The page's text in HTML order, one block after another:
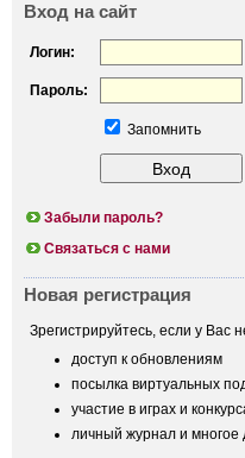
Вход на сайт
Логин:
Пароль:
Запомнить
Забыли пароль?
Связаться с нами
Новая регистрация
Зрегистрируйтесь, если у Вас
доступ к обновлениям
посылка виртуальных
участие в играх и
личный журнал и многое